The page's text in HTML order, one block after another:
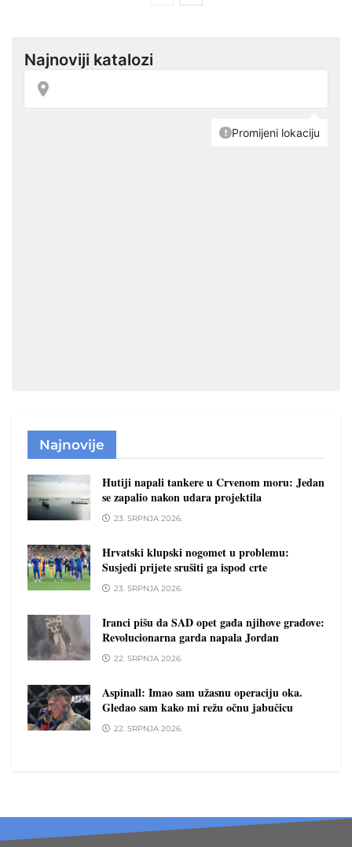
Najnovije
Hutiji napali tankere u Crvenom moru: Jedan
se zapalio nakon udara projektila
23. SRPNJA 2026.
Hrvatski klupski nogomet u problemu:
Susjedi prijete srušiti ga ispod crte
23. SRPNJA 2026.
Iranci pišu da SAD opet gađa njihove gradove:
Revolucionarna garda napala Jordan
22. SRPNJA 2026.
Aspinall: Imao sam užasnu operaciju oka.
Gledao sam kako mi režu očnu jabučicu
22. SRPNJA 2026.